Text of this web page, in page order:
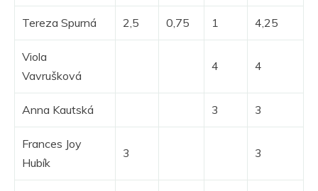
Tereza Spurná 2,5 0,75 1 4,25
Viola
Vavrušková
4 4
Anna Kautská 3 3
Frances Joy
Hubík
3 3